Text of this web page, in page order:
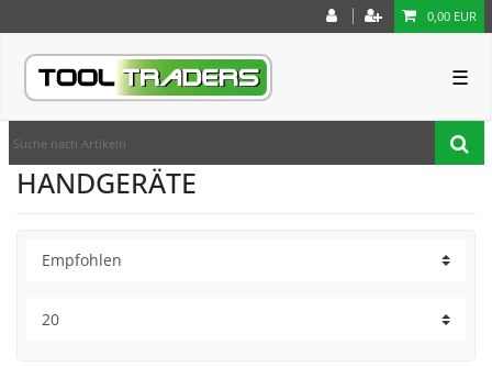
0,00 EUR
☰
HANDGERÄTE